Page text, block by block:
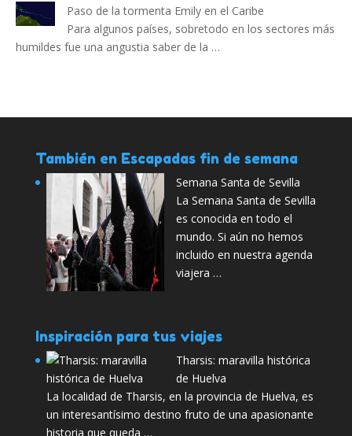
Paso de la tormenta Emily en el Caribe
Para algunos países, sobretodo en los sectores más
humildes fue una angustia saber de la …
También en Escapadas fin de semana
Semana Santa de Sevilla
La Semana Santa de Sevilla
es conocida en todo el
mundo. Si aún no hemos
incluido en nuestra agenda
viajera …
Inspiración para tus viajes
Tharsis: maravilla histórica
de Huelva
La localidad de Tharsis, en la provincia de Huelva, es
un interesantísimo destino fruto de una apasionante
historia que queda …